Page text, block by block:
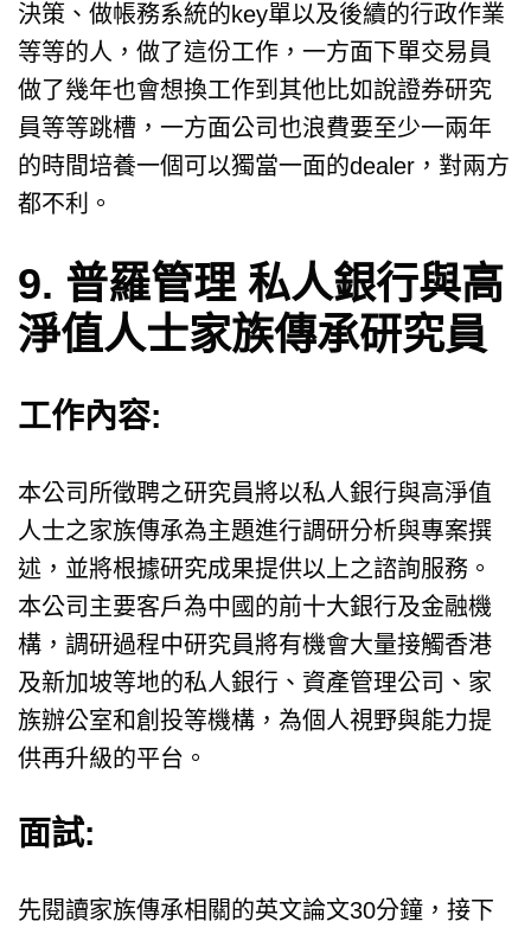
決策、做帳務系統的key單以及後續的行政作業
等等的人，做了這份工作，一方面下單交易員
做了幾年也會想換工作到其他比如說證券研究
員等等跳槽，一方面公司也浪費要至少一兩年
的時間培養一個可以獨當一面的dealer，對兩方
都不利。
9. 普羅管理 私人銀行與高
淨值人士家族傳承研究員
工作內容:
本公司所徵聘之研究員將以私人銀行與高淨值
人士之家族傳承為主題進行調研分析與專案撰
述，並將根據研究成果提供以上之諮詢服務。
本公司主要客戶為中國的前十大銀行及金融機
構，調研過程中研究員將有機會大量接觸香港
及新加坡等地的私人銀行、資產管理公司、家
族辦公室和創投等機構，為個人視野與能力提
供再升級的平台。
面試:
先閱讀家族傳承相關的英文論文30分鐘，接下